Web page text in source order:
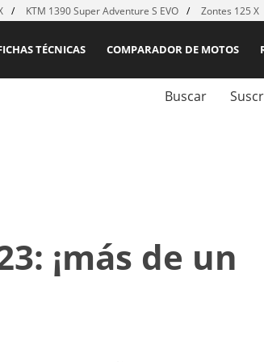
KTM 1390 Super Adventure S EVO Zontes 125 X
COMPARADOR DE MOTOS
TÉCNICAS
Buscar
¡más de un